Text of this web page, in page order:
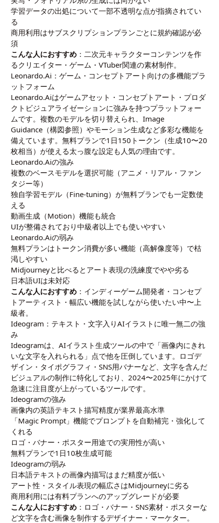
学習データの出処について一部不透明な点が指摘されてい
る
商用利用はサブスクリプションプランごとに規約確認が必
須
こんな人におすすめ ：二次元キャラクターコンテンツを作
るクリエイター・ゲーム・VTuber関連の素材制作。
Leonardo.Ai：ゲーム・コンセプトアート向けの多機能プラ
ットフォーム
Leonardo.Aiはゲームアセット・コンセプトアート・プロダ
クトビジュアライゼーションに強みを持つプラットフォー
ムです。複数のモデルを切り替えられ、Image
Guidance（構図参照）やモーション生成など多彩な機能を
備えています。無料プランで1日150トークン（生成10〜20
枚相当）が使える太っ腹な設定も人気の理由です。
Leonardo.Aiの強み
複数のベースモデルを選択可能（アニメ・リアル・ファン
タジー等）
独自学習モデル（Fine-tuning）が無料プランでも一定数使
える
動画生成（Motion）機能も統合
UIが整備されており中級者以上でも使いやすい
Leonardo.Aiの弱み
無料プランはトークン消費が多い機能（高解像度等）で枯
渇しやすい
Midjourneyと比べるとアート表現の洗練度でやや劣る
日本語UIは未対応
こんな人におすすめ ：インディーゲーム開発者・コンセプ
トアーティスト・幅広い機能を試しながら使いたい中〜上
級者。
Ideogram：テキスト・文字入りAIイラストに唯一無二の強
み
Ideogramは、AIイラスト生成ツールの中で「画像内にきれ
いな文字を入れられる」点で他を圧倒しています。ロゴデ
ザイン・タイポグラフィ・SNS用バナーなど、文字を含んだ
ビジュアルの制作に特化しており、2024〜2025年にかけて
急速に注目度が上がっているツールです。
Ideogramの強み
画像内の英語テキスト描写精度が業界最高水準
「Magic Prompt」機能でプロンプトを自動補完・強化して
くれる
ロゴ・バナー・ポスター用途での実用性が高い
無料プランで1日10枚生成可能
Ideogramの弱み
日本語テキストの画像内描写はまだ精度が低い
アート性・スタイル表現の幅広さはMidjourneyに劣る
商用利用には有料プランへのアップグレードが必要
こんな人におすすめ ：ロゴ・バナー・SNS素材・ポスターな
ど文字を含む画像を制作するデザイナー・マーケター。